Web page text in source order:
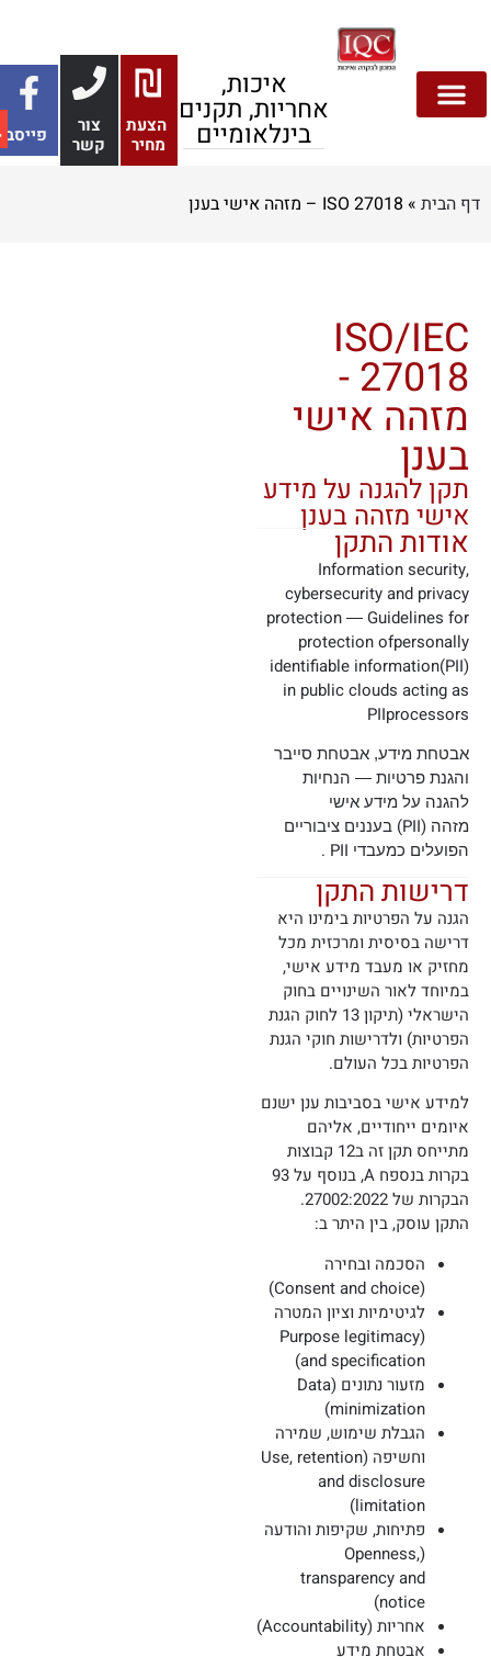
איכות,
אחריות, תקנים
בינלאומיים
הצעת
מחיר
צור
קשר
פייסבוק
הבית»ISO 27018 – מזהה אישי בענן
ISO/IEC
27018 -
מזהה אישי
בענן
תקן להגנה על מידע
אישי מזהה בענן
אודות התקן
Information security,
cybersecurity and privacy
protection —Guidelines for
protection ofpersonally
identifiable information(PII)
in public clouds acting as
PIIprocessors
אבטחת מידע, אבטחת סייבר
והגנת פרטיות — הנחיות
להגנה על מידע אישי
מזהה(PII)בעננים ציבוריים
הפועלים כמעבדיPII
.
דרישות התקן
הגנה על הפרטיות בימינו היא
דרישה בסיסית ומרכזית מכל
מחזיק או מעבד מידע אישי,
במיוחד לאור השינויים בחוק
הישראלי (תיקון 13 לחוק הגנת
הפרטיות) ולדרישות חוקי הגנת
הפרטיות בכל העולם.
למידע אישי בסביבות ענן ישנם
איומים ייחודיים, אליהם
מתייחס תקן זה ב12 קבוצות
בקרות בנספח A, בנוסף על 93
הבקרות של 27002:2022.
התקן עוסק, בין היתר ב:
הסכמה ובחירה
לגיטימיות וציון המטרה
(Purpose legitimacy
and specification)
מזעור נתונים (Data
minimization)
הגבלת שימוש, שמירה
וחשיפה (Use, retention
and disclosure
limitation)
פתיחות, שקיפות והודעה
(Openness,
transparency and
notice)
אחריות (Accountability)
אבטחת מידע